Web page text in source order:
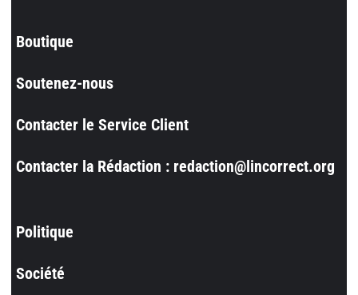
Boutique
Soutenez-nous
Contacter le Service Client
Contacter la Rédaction : redaction@lincorrect.org
Politique
Société